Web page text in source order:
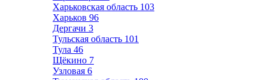
Харьковская область 103
Харьков 96
Дергачи 3
Тульская область 101
Тула 46
Щёкино 7
Узловая 6